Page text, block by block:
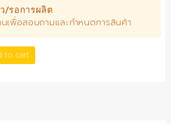
/รอการผลิต
เพื่อสอบถามและกำหนดการสินค้า
to cart